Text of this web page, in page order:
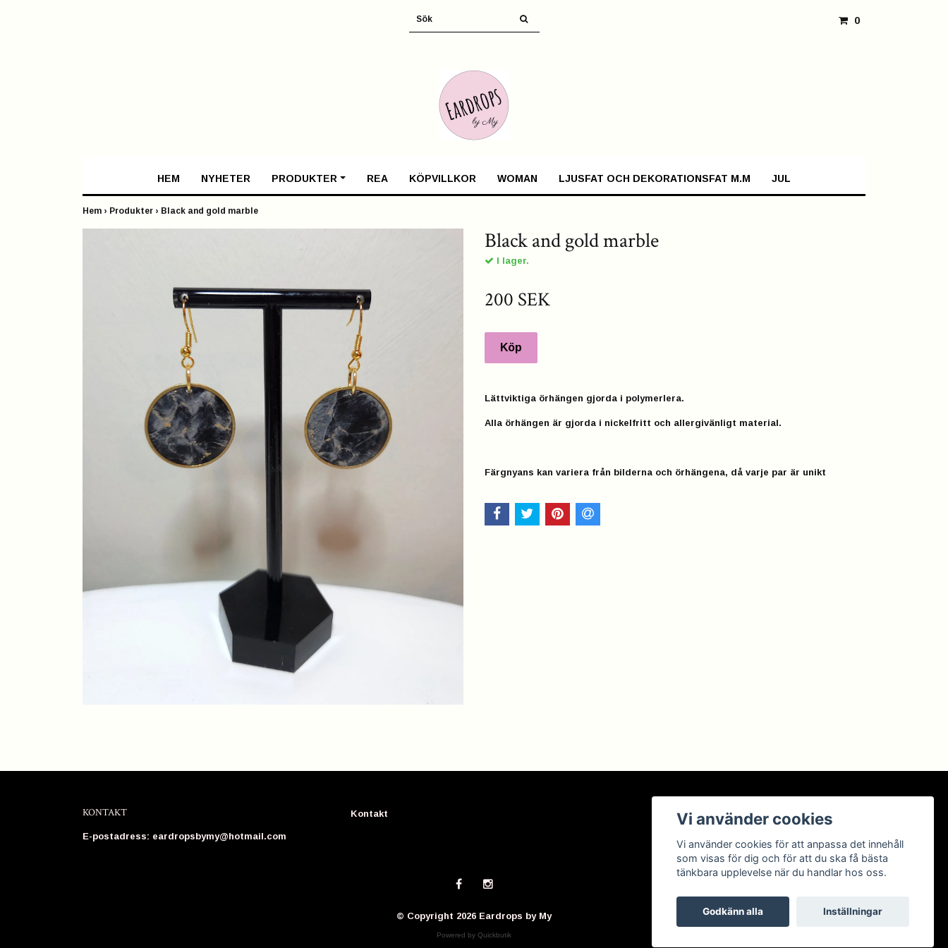
0
HEM NYHETER PRODUKTER REA KÖPVILLKOR WOMAN LJUSFAT OCH DEKORATIONSFAT M.M JUL
Hem › Produkter › Black and gold marble
Black and gold marble
I lager.
200 SEK
Lättviktiga örhängen gjorda i polymerlera.
Alla örhängen är gjorda i nickelfritt och allergivänligt material.
Färgnyans kan variera från bilderna och örhängena, då varje par är unikt
KONTAKT
E-postadress: eardropsbymy@hotmail.com
Kontakt BETALSÄTT
© Copyright 2026 Eardrops by My
Powered by Quickbutik
Vi använder cookies
Vi använder cookies för att anpassa det innehåll
som visas för dig och för att du ska få bästa
tänkbara upplevelse när du handlar hos oss.
Godkänn alla Inställningar